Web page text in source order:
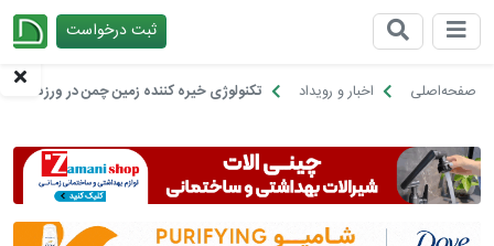
ثبت درخواست
صفحه‌اصلی اخبار و رویداد تکنولوژی خیره کننده زمین چمن در ورزشگاه